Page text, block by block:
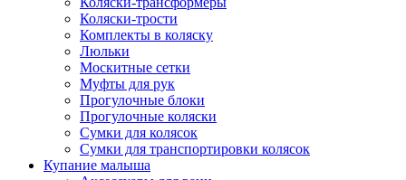
Коляски-трости
Комплекты в коляску
Люльки
Москитные сетки
Муфты для рук
Прогулочные блоки
Прогулочные коляски
Сумки для колясок
Сумки для транспортировки колясок
Купание малыша